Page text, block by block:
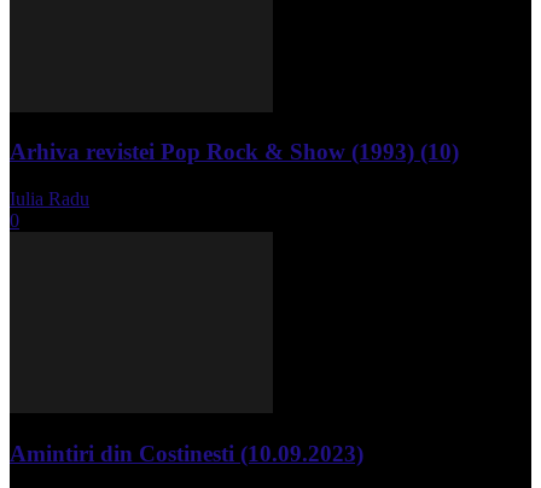
Arhiva revistei Pop Rock & Show (1993) (10)
Iulia Radu
0
Amintiri din Costinesti (10.09.2023)